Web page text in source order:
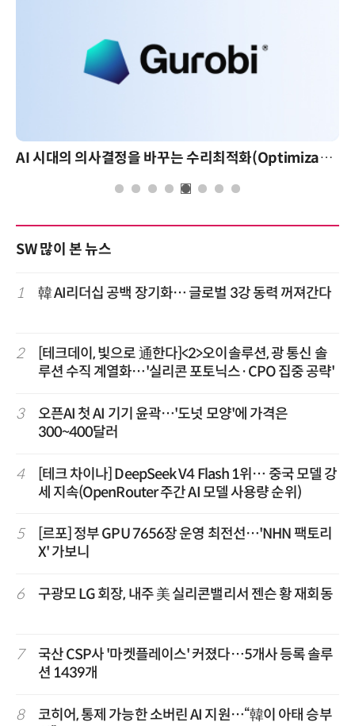
AI 시대의 의사결정을 바꾸는 수리최적화(Optimization): 실제 산업 적용 사례와 활용 전략
SW 많이 본 뉴스
1 韓 AI리더십 공백 장기화… 글로벌 3강 동력 꺼져간다
2
[테크데이, 빛으로 通한다]<2>오이솔루션, 광 통신 솔
루션 수직 계열화…'실리콘 포토닉스·CPO 집중 공략'
3
오픈AI 첫 AI 기기 윤곽…'도넛 모양'에 가격은
300~400달러
4
[테크 차이나] DeepSeek V4 Flash 1위… 중국 모델 강
세 지속(OpenRouter 주간 AI 모델 사용량 순위)
5
[르포] 정부 GPU 7656장 운영 최전선…'NHN 팩토리
X' 가보니
6 구광모 LG 회장, 내주 美 실리콘밸리서 젠슨 황 재회동
7
국산 CSP사 '마켓플레이스' 커졌다…5개사 등록 솔루
션 1439개
8
코히어, 통제 가능한 소버린 AI 지원…“韓이 아태 승부